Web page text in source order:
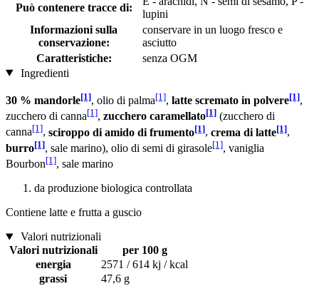
Può contenere tracce di:
lupini
Informazioni sulla
conservazione:
conservare in un luogo fresco e
asciutto
Caratteristiche:
senza OGM
Ingredienti
30 % mandorle[1], olio di palma[1], latte scremato in polvere[1],
zucchero di canna[1], zucchero caramellato[1] (zucchero di
canna[1], sciroppo di amido di frumento[1], crema di latte[1],
burro[1], sale marino), olio di semi di girasole[1], vaniglia
Bourbon[1], sale marino
da produzione biologica controllata
Contiene latte e frutta a guscio
Valori nutrizionali
Valori nutrizionali
per 100 g
energia
2571 / 614 kj / kcal
grassi
47,6 g